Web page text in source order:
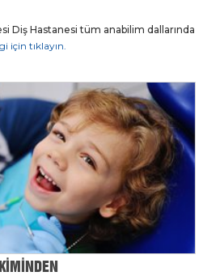
Diş Hastanesi tüm anabilim dallarında
için tıklayın.